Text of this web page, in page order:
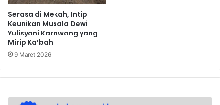
Serasa di Mekah, Intip
Keunikan Musala Dewi
Yulisyani Karawang yang
Mirip Ka’bah
9 Maret 2026